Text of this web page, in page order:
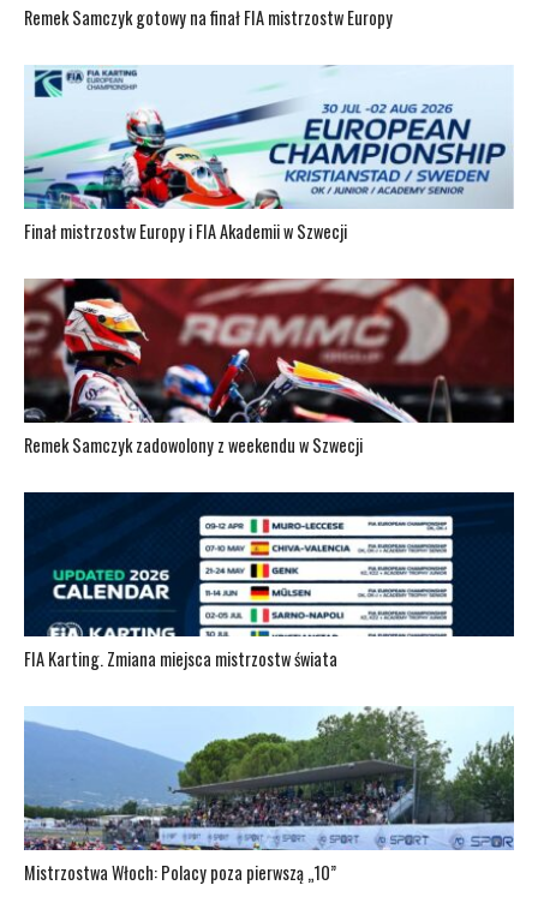
Remek Samczyk gotowy na finał FIA mistrzostw Europy
Finał mistrzostw Europy i FIA Akademii w Szwecji
Remek Samczyk zadowolony z weekendu w Szwecji
FIA Karting. Zmiana miejsca mistrzostw świata
Mistrzostwa Włoch: Polacy poza pierwszą „10”